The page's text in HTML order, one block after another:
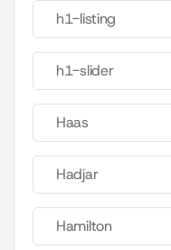
h1-listing
h1-slider
Haas
Hadjar
Hamilton